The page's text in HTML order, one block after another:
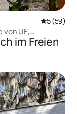
5 (59)
von UF,
im Freien